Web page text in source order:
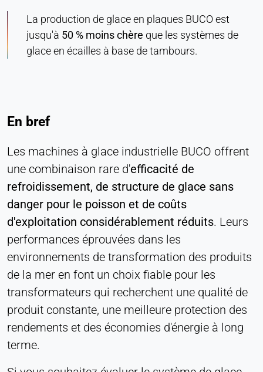
La production de glace en plaques BUCO est
jusqu'à 50 % moins chère que les systèmes de
glace en écailles à base de tambours.
En bref
Les machines à glace industrielle BUCO offrent
une combinaison rare d'efficacité de
refroidissement, de structure de glace sans
danger pour le poisson et de coûts
d'exploitation considérablement réduits. Leurs
performances éprouvées dans les
environnements de transformation des produits
de la mer en font un choix fiable pour les
transformateurs qui recherchent une qualité de
produit constante, une meilleure protection des
rendements et des économies d'énergie à long
terme.